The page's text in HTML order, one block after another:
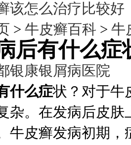
该怎么治疗比较好
> 牛皮癣百科 > 牛
后有什么症
银康银屑病医院
什么症状？对于牛
杂。在发病后皮
牛皮癣发病初期